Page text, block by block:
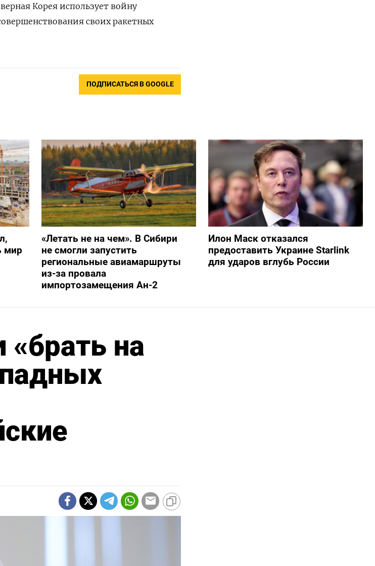
Корея использует войну
своих ракетных
ПОДПИСАТЬСЯ В GOOGLE
мир
«Летать не на чем». В Сибири
не смогли запустить
региональные авиамаршруты
из-за провала
импортозамещения Ан-2
Илон Маск отказался
предоставить Украине Starlink
для ударов вглубь России
«брать на